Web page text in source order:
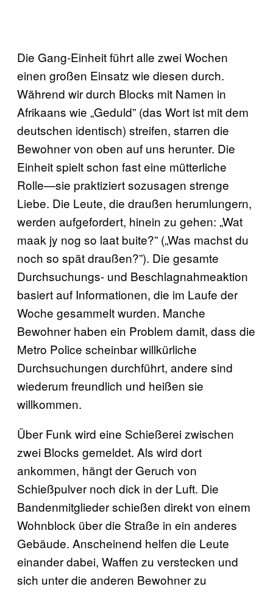
Die Gang-Einheit führt alle zwei Wochen
einen großen Einsatz wie diesen durch.
Während wir durch Blocks mit Namen in
Afrikaans wie „Geduld” (das Wort ist mit dem
deutschen identisch) streifen, starren die
Bewohner von oben auf uns herunter. Die
Einheit spielt schon fast eine mütterliche
Rolle—sie praktiziert sozusagen strenge
Liebe. Die Leute, die draußen herumlungern,
werden aufgefordert, hinein zu gehen: „Wat
maak jy nog so laat buite?” („Was machst du
noch so spät draußen?”). Die gesamte
Durchsuchungs- und Beschlagnahmeaktion
basiert auf Informationen, die im Laufe der
Woche gesammelt wurden. Manche
Bewohner haben ein Problem damit, dass die
Metro Police scheinbar willkürliche
Durchsuchungen durchführt, andere sind
wiederum freundlich und heißen sie
willkommen.
Über Funk wird eine Schießerei zwischen
zwei Blocks gemeldet. Als wird dort
ankommen, hängt der Geruch von
Schießpulver noch dick in der Luft. Die
Bandenmitglieder schießen direkt von einem
Wohnblock über die Straße in ein anderes
Gebäude. Anscheinend helfen die Leute
einander dabei, Waffen zu verstecken und
sich unter die anderen Bewohner zu